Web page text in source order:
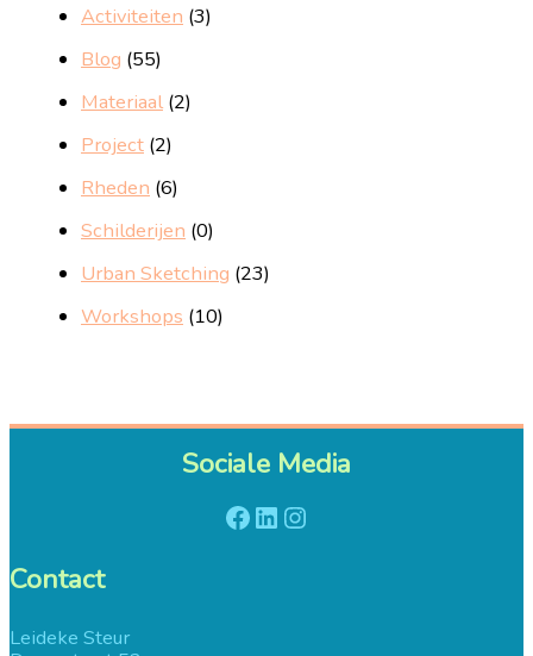
Activiteiten (3)
Blog (55)
Materiaal (2)
Project (2)
Rheden (6)
Schilderijen (0)
Urban Sketching (23)
Workshops (10)
Sociale Media
Facebook
LinkedIn
Instagram
Contact
Leideke Steur